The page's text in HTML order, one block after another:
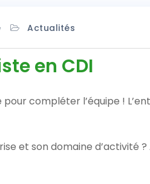
Actualités
en CDI
compléter l’équipe !
et son domaine d’activité